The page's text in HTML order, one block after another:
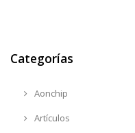
Categorías
Aonchip
Artículos